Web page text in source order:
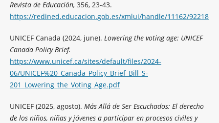
Revista de Educación, 356, 23-43.
https://redined.educacion.gob.es/xmlui/handle/11162/92218
UNICEF Canada (2024, june). Lowering the voting age: UNICEF
Canada Policy Brief.
https://www.unicef.ca/sites/default/files/2024-
06/UNICEF%20_Canada_Policy_Brief_Bill_S-
201_Lowering_the_Voting_Age.pdf
UNICEF (2025, agosto). Más Allá de Ser Escuchados: El derecho
de los niños, niñas y jóvenes a participar en procesos civiles y